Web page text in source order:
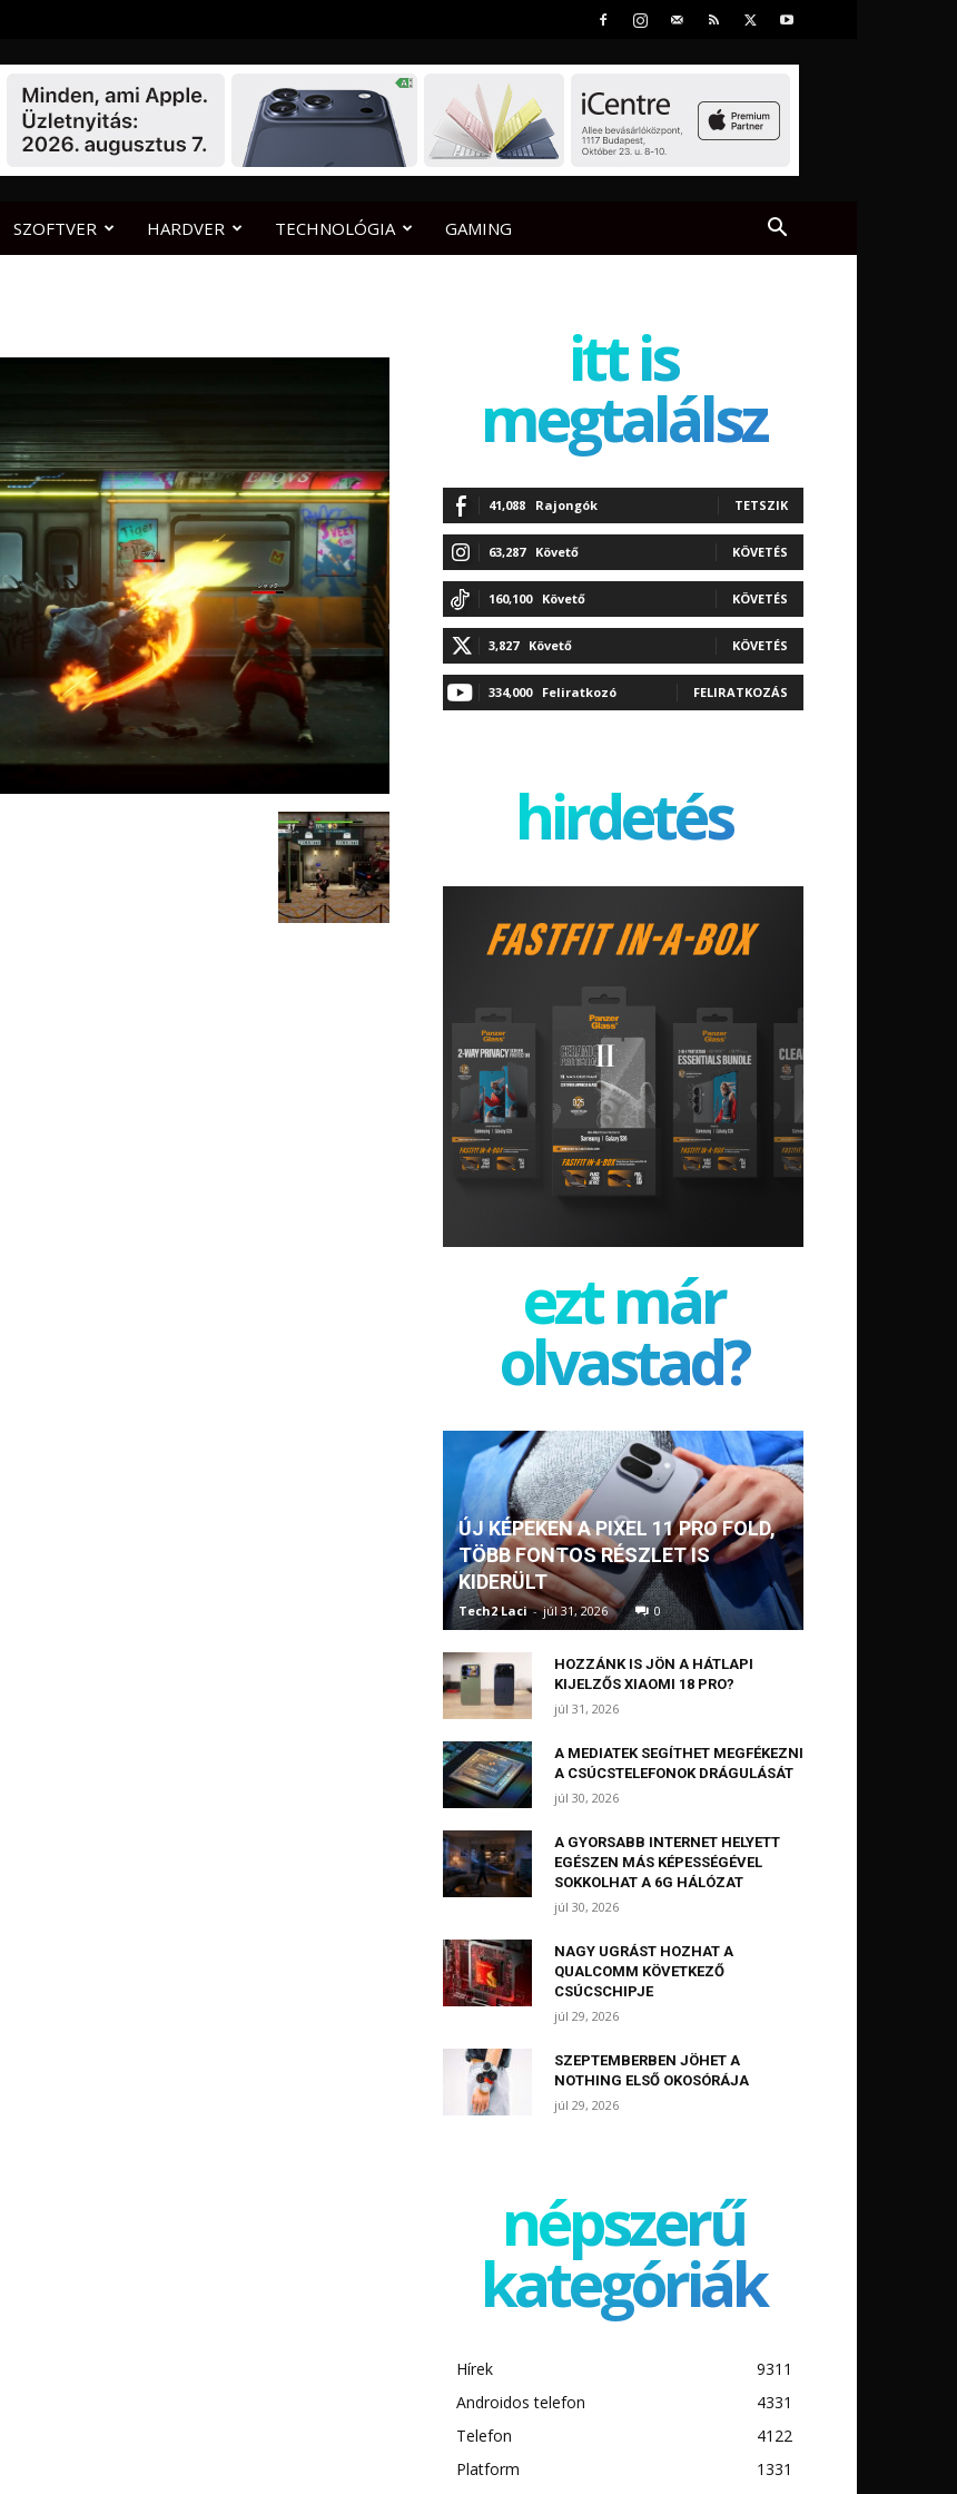
SZOFTVER HARDVER TECHNOLÓGIA GAMING
itt is
megtalálsz
41,088 Rajongók TETSZIK
63,287 Követő KÖVETÉS
160,100 Követő KÖVETÉS
3,827 Követő KÖVETÉS
334,000 Feliratkozó FELIRATKOZÁS
hirdetés
ezt már
olvastad?
ÚJ KÉPEKEN A PIXEL 11 PRO FOLD,
TÖBB FONTOS RÉSZLET IS
KIDERÜLT
Tech2 Laci - júl 31, 2026 0
HOZZÁNK IS JÖN A HÁTLAPI
KIJELZŐS XIAOMI 18 PRO?
júl 31, 2026
A MEDIATEK SEGÍTHET MEGFÉKEZNI
A CSÚCSTELEFONOK DRÁGULÁSÁT
júl 30, 2026
A GYORSABB INTERNET HELYETT
EGÉSZEN MÁS KÉPESSÉGÉVEL
SOKKOLHAT A 6G HÁLÓZAT
júl 30, 2026
NAGY UGRÁST HOZHAT A
QUALCOMM KÖVETKEZŐ
CSÚCSCHIPJE
júl 29, 2026
SZEPTEMBERBEN JÖHET A
NOTHING ELSŐ OKOSÓRÁJA
júl 29, 2026
népszerű
kategóriák
Hírek
9311
Androidos telefon
4331
Telefon
4122
Platform
1331